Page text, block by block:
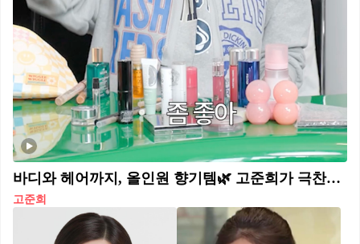
바디와 헤어까지, 올인원 향기템🌿 고준희가 극찬한 헤어 퍼퓸, 하단에서 확인해 보자💚✨ 고준희가 예전부터 사용하며 추천했던 향기템은 바이레도 모하비 고스트입니다. 바이레도 모하비 고스트는 미국 모하비 사막에서 영감을 받은 시그니처 향을 담은 헤어 퍼퓸입니다. 젠더리스한 매력이 느껴지는 플로럴과 머스크, 우디 베이스가 부드럽게 어우러진 향입니다. 가벼운 포뮬러로 머릿결 처짐 없이 사용할 수 있으며, 헤어는 물론 바디와 옷에도 활용 가능한 멀티 아이템입니다.
고준희